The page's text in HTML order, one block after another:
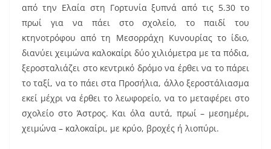
από την Ελαία στη Γορτυνία ξυπνά από τις 5.30 το
πρωί για να πάει στο σχολείο, το παιδί του
κτηνοτρόφου από τη Μεσορράχη Κυνουρίας το ίδιο,
διανύει χειμώνα καλοκαίρι δύο χιλιόμετρα με τα πόδια,
ξεροσταλιάζει στο κεντρικό δρόμο να έρθει να το πάρει
το ταξί, να το πάει στα Προσήλια, άλλο ξεροστάλιασμα
εκεί μέχρι να έρθει το λεωφορείο, να το μεταφέρει στο
σχολείο στο Άστρος. Και όλα αυτά, πρωί – μεσημέρι,
χειμώνα – καλοκαίρι, με κρύο, βροχές ή λιοπύρι.